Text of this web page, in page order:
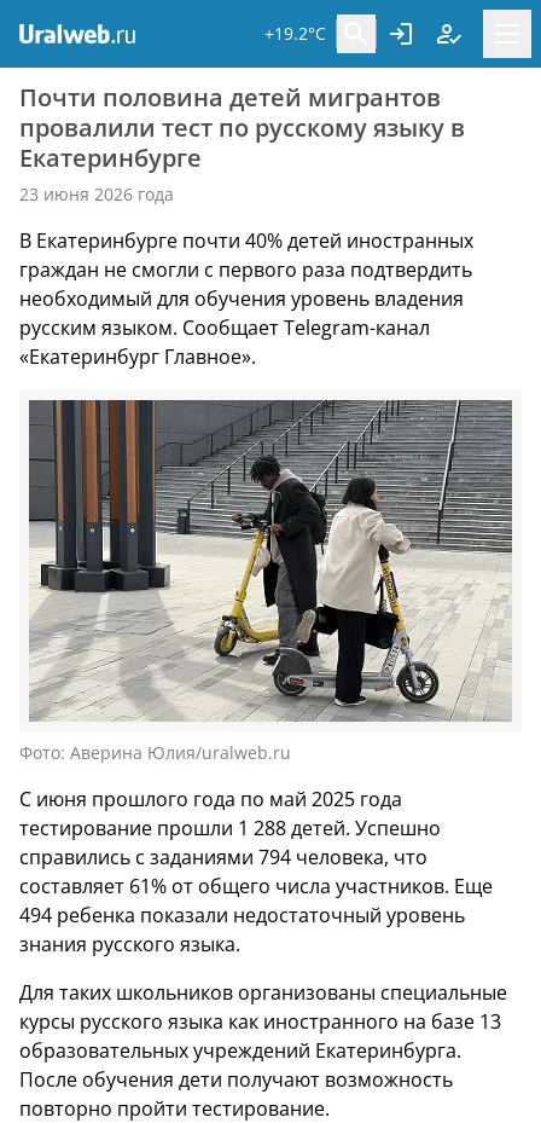
+19.2°C
Почти половина детей мигрантов
провалили тест по русскому языку в
Екатеринбурге
23 июня 2026 года
В Екатеринбурге почти 40% детей иностранных
граждан не смогли с первого раза подтвердить
необходимый для обучения уровень владения
русским языком. Сообщает Telegram-канал
«Екатеринбург Главное».
Фото: Аверина Юлия/uralweb.ru
С июня прошлого года по май 2025 года
тестирование прошли 1 288 детей. Успешно
справились с заданиями 794 человека, что
составляет 61% от общего числа участников. Еще
494 ребенка показали недостаточный уровень
знания русского языка.
Для таких школьников организованы специальные
курсы русского языка как иностранного на базе 13
образовательных учреждений Екатеринбурга.
После обучения дети получают возможность
повторно пройти тестирование.